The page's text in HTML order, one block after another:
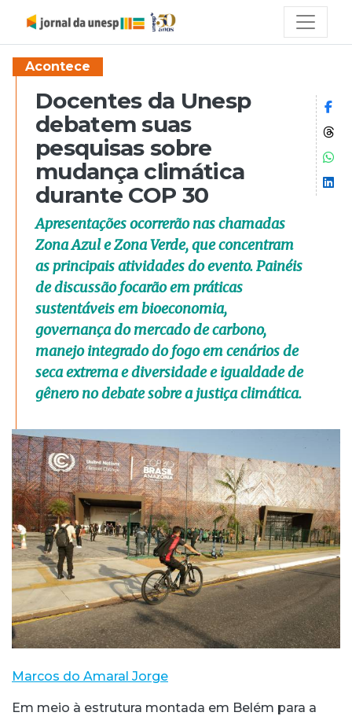
Acontece
Docentes da Unesp
debatem suas
pesquisas sobre
mudança climática
durante COP 30
Apresentações ocorrerão nas chamadas
Zona Azul e Zona Verde, que concentram
as principais atividades do evento. Painéis
de discussão focarão em práticas
sustentáveis em bioeconomia,
governança do mercado de carbono,
manejo integrado do fogo em cenários de
seca extrema e diversidade e igualdade de
gênero no debate sobre a justiça climática.
Marcos do Amaral Jorge
Em meio à estrutura montada em Belém para a